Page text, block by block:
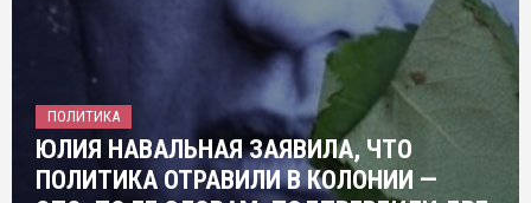
ПОЛИТИКА
ЮЛИЯ НАВАЛЬНАЯ ЗАЯВИЛА, ЧТО
ПОЛИТИКА ОТРАВИЛИ В КОЛОНИИ —